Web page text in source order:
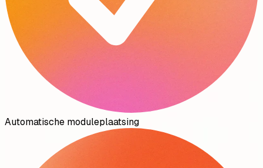
Automatische moduleplaatsing